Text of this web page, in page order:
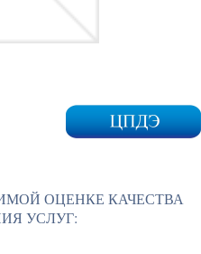
ОЦЕНКЕ КАЧЕСТВА
УСЛУГ: